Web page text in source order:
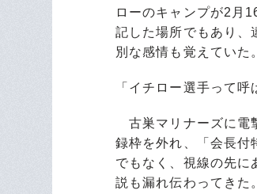
ローのキャンプが2月
記した場所でもあり、
別な感情も覚えていた。
「イチロー選手って呼
古巣マリナーズに電
録枠を外れ、「会長付
でもなく、視線の先に
説も漏れ伝わってきた